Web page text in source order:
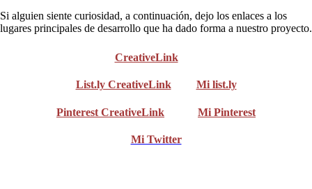
Si alguien siente curiosidad, a continuación, dejo los enlaces a los
lugares principales de desarrollo que ha dado forma a nuestro proyecto.
CreativeLink
List.ly CreativeLink Mi list.ly
Pinterest CreativeLink Mi Pinterest
Mi Twitter